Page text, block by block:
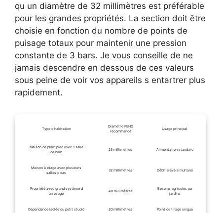
qu un diamètre de 32 millimètres est préférable
pour les grandes propriétés. La section doit être
choisie en fonction du nombre de points de
puisage totaux pour maintenir une pression
constante de 3 bars. Je vous conseille de ne
jamais descendre en dessous de ces valeurs
sous peine de voir vos appareils s entartrer plus
rapidement.
Type d habitation
Diamètre PEHD
recommandé
Usage principal
Maison de plain pied avec 1 salle
de bain
25 millimètres Alimentation standard
Maison à étage avec plusieurs
salles d eau
32 millimètres Débit élevé simultané
Propriété avec grand système d
arrosage
40 millimètres
Besoins agricoles ou
jardins
Dépendance isolée ou petit studio 20 millimètres Point de tirage unique